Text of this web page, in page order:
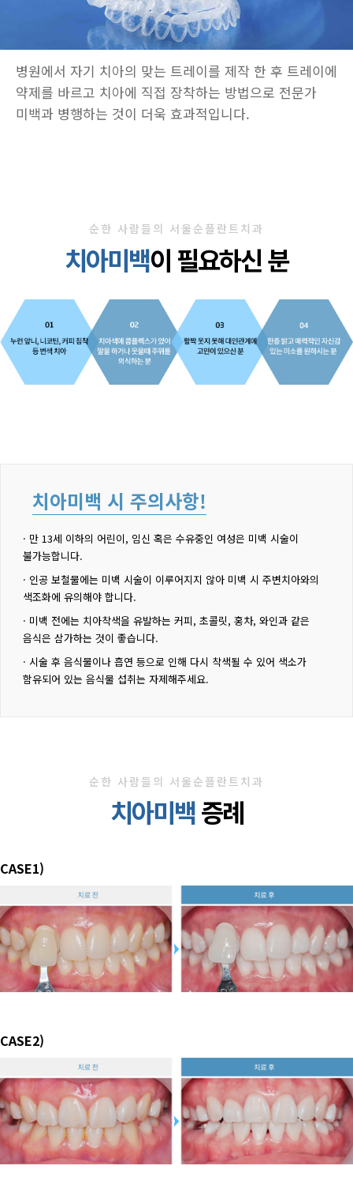
병원에서 자기 치아의 맞는 트레이를 제작 한 후 트레이에
약제를 바르고 치아에 직접 장착하는 방법으로 전문가
미백과 병행하는 것이 더욱 효과적입니다.
순한 사람들의 서울순플란트치과
치아미백이 필요하신 분
치아미백 시 주의사항!
· 만 13세 이하의 어린이, 임신 혹은 수유중인 여성은 미백 시술이
불가능합니다.
· 인공 보철물에는 미백 시술이 이루어지지 않아 미백 시 주변치아와의
색조화에 유의해야 합니다.
· 미백 전에는 치아착색을 유발하는 커피, 초콜릿, 홍차, 와인과 같은
음식은 삼가하는 것이 좋습니다.
· 시술 후 음식물이나 흡연 등으로 인해 다시 착색될 수 있어 색소가
함유되어 있는 음식물 섭취는 자제해주세요.
순한 사람들의 서울순플란트치과
치아미백증례
CASE1)
CASE2)